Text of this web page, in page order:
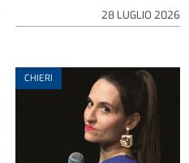
28 LUGLIO 2026
CHIERI